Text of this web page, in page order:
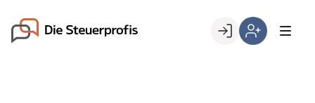
content
Go to landing page.